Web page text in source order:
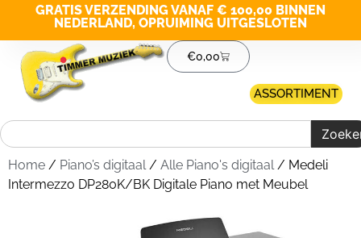
GRATIS VERZENDING VANAF € 100,00 BINNEN
NEDERLAND, OPRUIMING UITGESLOTEN
€0,00
ASSORTIMENT
Home / Piano’s digitaal/ Alle Piano's digitaal/ Medeli
Intermezzo DP280K/BK Digitale Piano met Meubel